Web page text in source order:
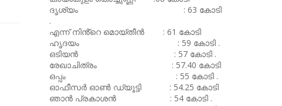
ദൃശ്യം : 63 കോടി
.
എന്ന് നിൻ്റെ മൊയ്തീൻ : 61 കോടി
ഹൃദയം : 59 കോടി .
ഒടിയൻ : 57 കോടി .
രേഖാചിത്രം : 57.40 കോടി
ഒപ്പം : 55 കോടി .
ഓഫീസർ ഓൺ ഡ്യൂട്ടി : 54.25 കോടി
ഞാൻ പ്രകാശൻ : 54 കോടി .